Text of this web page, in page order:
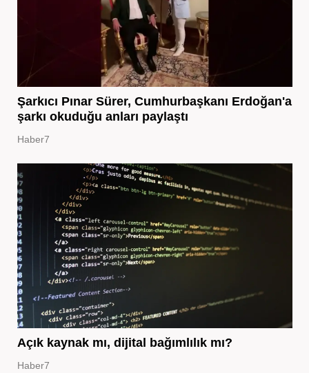
Şarkıcı Pınar Sürer, Cumhurbaşkanı Erdoğan'a
şarkı okuduğu anları paylaştı
Haber7
Açık kaynak mı, dijital bağımlılık mı?
Haber7